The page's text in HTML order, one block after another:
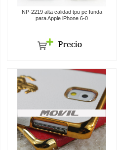
NP-2219 alta calidad tpu pc funda
para Apple iPhone 6-0